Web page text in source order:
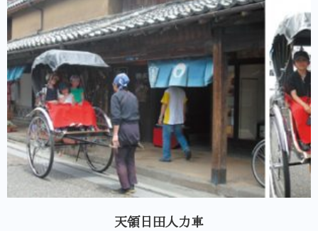
天領日田人力車